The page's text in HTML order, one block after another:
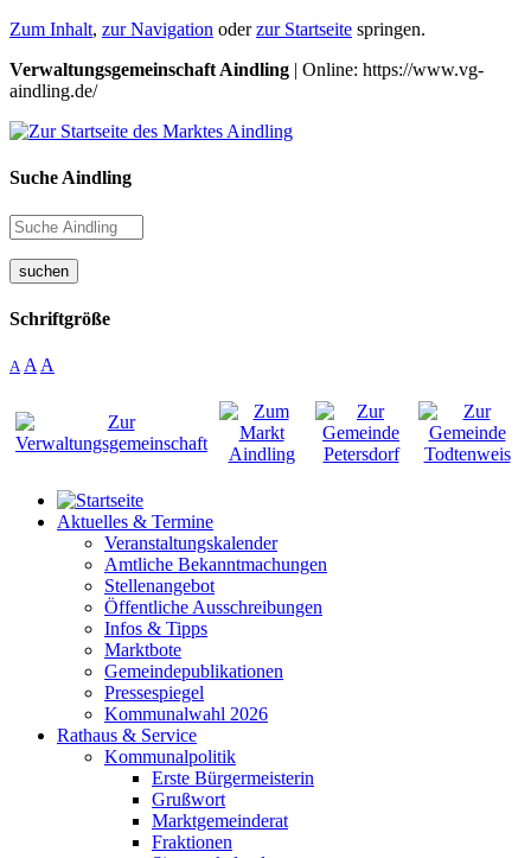
Zum Inhalt, zur Navigation oderzur Startseite springen.
Verwaltungsgemeinschaft Aindling | Online: https://www.vg-
aindling.de/
Suche Aindling
suchen
Schriftgröße
A A A
Aktuelles & Termine
Veranstaltungskalender
Amtliche Bekanntmachungen
Stellenangebot
Öffentliche Ausschreibungen
Infos & Tipps
Marktbote
Gemeindepublikationen
Pressespiegel
Kommunalwahl 2026
Rathaus & Service
Kommunalpolitik
Erste Bürgermeisterin
Grußwort
Marktgemeinderat
Fraktionen